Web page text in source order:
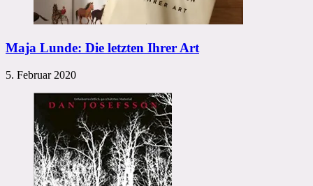
Maja Lunde: Die letzten Ihrer Art
5. Februar 2020